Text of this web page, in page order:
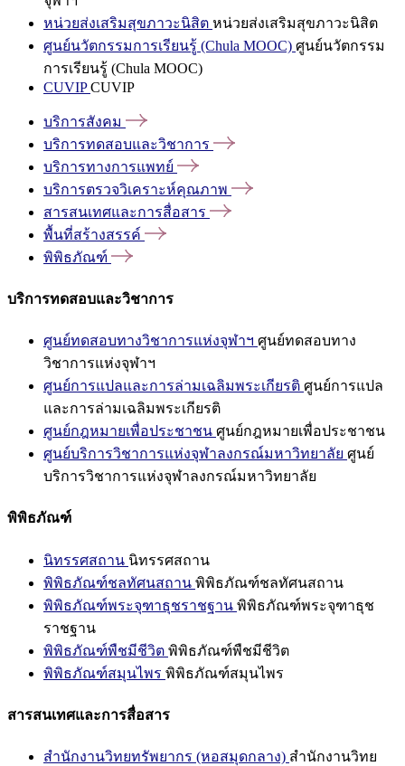
หน่วยส่งเสริมสุขภาวะนิสิต หน่วยส่งเสริมสุขภาวะนิสิต
ศูนย์นวัตกรรมการเรียนรู้ (Chula MOOC) ศูนย์นวัตกรรม
การเรียนรู้ (Chula MOOC)
CUVIPCUVIP
บริการสังคม
บริการทดสอบและวิชาการ
บริการทางการแพทย์
บริการตรวจวิเคราะห์คุณภาพ
สารสนเทศและการสื่อสาร
พื้นที่สร้างสรรค์
พิพิธภัณฑ์
บริการทดสอบและวิชาการ
ศูนย์ทดสอบทางวิชาการแห่งจุฬาฯ ศูนย์ทดสอบทาง
วิชาการแห่งจุฬาฯ
ศูนย์การแปลและการล่ามเฉลิมพระเกียรติ ศูนย์การแปล
และการล่ามเฉลิมพระเกียรติ
ศูนย์กฎหมายเพื่อประชาชน ศูนย์กฎหมายเพื่อประชาชน
ศูนย์บริการวิชาการแห่งจุฬาลงกรณ์มหาวิทยาลัย ศูนย์
บริการวิชาการแห่งจุฬาลงกรณ์มหาวิทยาลัย
พิพิธภัณฑ์
นิทรรศสถาน นิทรรศสถาน
พิพิธภัณฑ์ชลทัศนสถาน พิพิธภัณฑ์ชลทัศนสถาน
พิพิธภัณฑ์พระจุฑาธุชราชฐาน พิพิธภัณฑ์พระจุฑาธุช
ราชฐาน
พิพิธภัณฑ์พืชมีชีวิต พิพิธภัณฑ์พืชมีชีวิต
พิพิธภัณฑ์สมุนไพร พิพิธภัณฑ์สมุนไพร
สารสนเทศและการสื่อสาร
สำนักงานวิทยทรัพยากร (หอสมุดกลาง) สำนักงานวิทย